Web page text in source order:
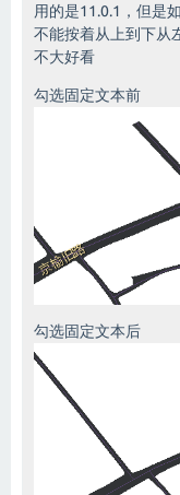
用的是11.0.1，但是
不能按着从上到下从
不大好看
勾选固定文本前
勾选固定文本后